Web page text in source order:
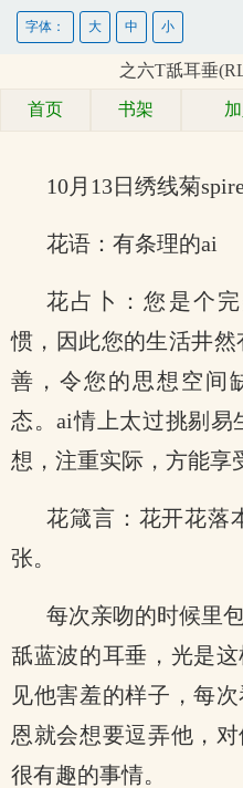
字体： 大 中 小
之六T舐耳垂
首页 书架
10月13日绣线菊
花语：有条理的ai
花占卜：您是个
惯，因此您的生活井
善，令您的思想空间
态。ai情上太过挑剔易
想，注重实际，方能享
花箴言：花开花落
张。
每次亲吻的时候里
舐蓝波的耳垂，光是
见他害羞的样子，每
恩就会想要逗弄他，
很有趣的事情。